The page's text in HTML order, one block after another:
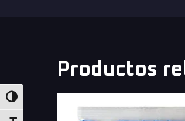
Alternar alto contraste
Productos